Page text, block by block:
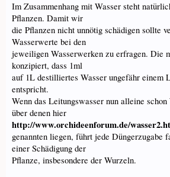
Im Zusammenhang mit Wasser steht
Pflanzen. Damit wir
die Pflanzen nicht unnötig schädigen sollte
Wasserwerte bei den
jeweiligen Wasserwerken zu erfragen. Die
konzipiert, dass 1ml
auf 1L destilliertes Wasser ungefähr einem
entspricht.
Wenn das Leitungswasser nun alleine
über denen hier
http://www.orchideenforum.de/
genannten liegen, führt jede Düngerzugabe
einer Schädigung der
Pflanze, insbesondere der Wurzeln.